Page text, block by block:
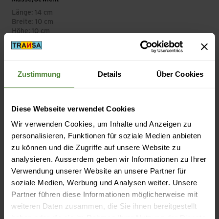
Zustimmung Details Über Cookies
Diese Webseite verwendet Cookies
Wir verwenden Cookies, um Inhalte und Anzeigen zu
personalisieren, Funktionen für soziale Medien anbieten
zu können und die Zugriffe auf unsere Website zu
analysieren. Ausserdem geben wir Informationen zu Ihrer
Verwendung unserer Website an unsere Partner für
soziale Medien, Werbung und Analysen weiter. Unsere
Partner führen diese Informationen möglicherweise mit
weiteren Daten zusammen, die Sie ihnen bereitgestellt
Länge: 14 cm
Breite: 10 cm
Höhe: 10 cm
Packmass Länge: 14 cm
Packmass Breite: 10 cm
Beschreibung
Spezifikation